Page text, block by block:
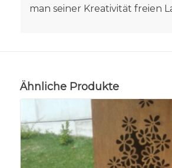
man seiner Kreativität freien
Ähnliche Produkte